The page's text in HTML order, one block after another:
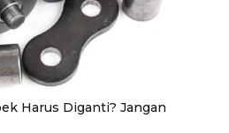
Harus Diganti? Jangan